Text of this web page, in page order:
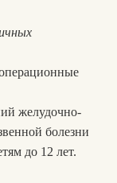
желудочно-
болезни
до 12 лет.